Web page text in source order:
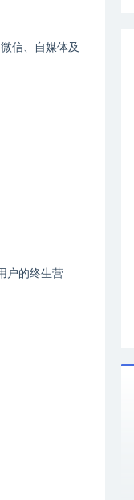
信、自媒体及
户的终生营